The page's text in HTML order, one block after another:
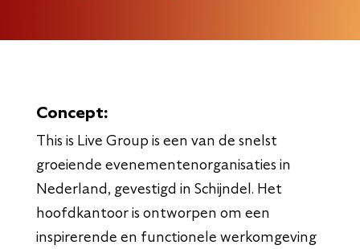
Concept:
This is Live Group is een van de snelst
groeiende evenementenorganisaties in
Nederland, gevestigd in Schijndel. Het
hoofdkantoor is ontworpen om een
inspirerende en functionele werkomgeving